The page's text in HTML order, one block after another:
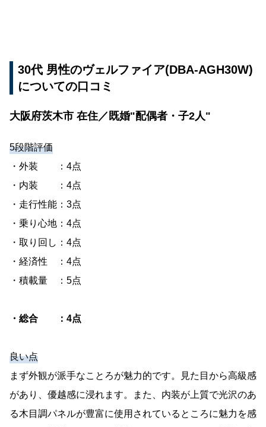
30代 男性のヴェルファイア(DBA-AGH30W)
についての口コミ
大阪府茨木市 在住／既婚"配偶者・子2人"
5段階評価
・外装 ：4点
・内装 ：4点
・走行性能：3点
・乗り心地：4点
・取り回し：4点
・経済性 ：4点
・積載量 ：5点
・総合 ：4点
良い点
まず外観が派手なことろが魅力的です。見た目から高級感
があり、優越感に浸れます。また、内装が上質で光沢のあ
る木目調パネルが豊富に使用されているところに魅力を感